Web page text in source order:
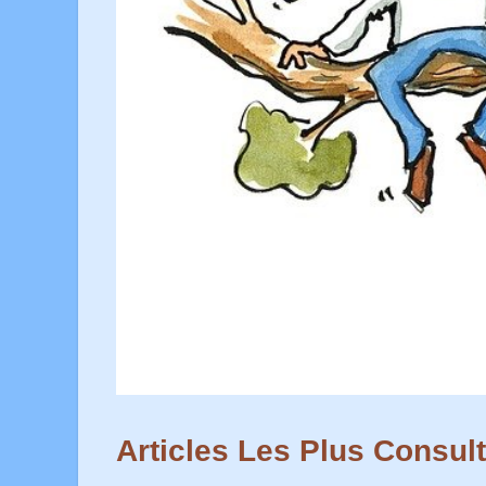
Articles Les Plus